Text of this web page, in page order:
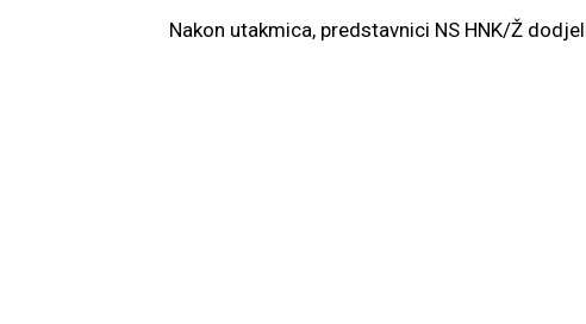
Nakon utakmica, predstavnici NS HNK/Ž